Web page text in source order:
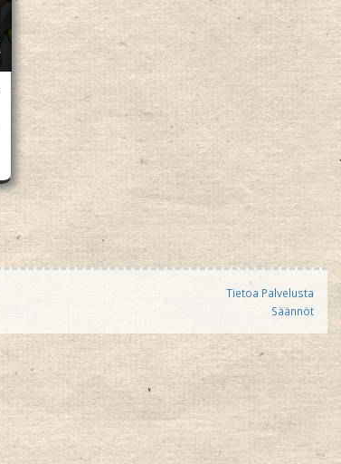
Tietoa Palvelusta
Säännöt